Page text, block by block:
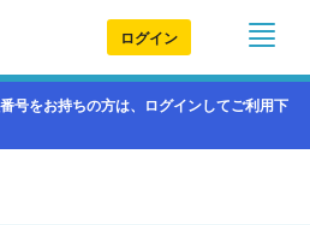
ログイン
号をお持ちの方は、ログインしてご利用下